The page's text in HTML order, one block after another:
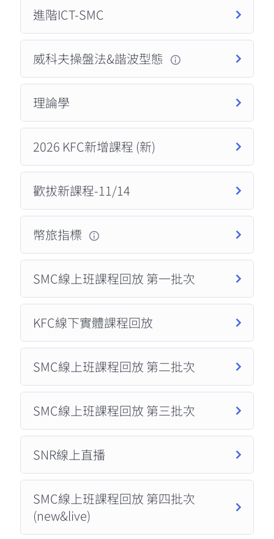
進階ICT-SMC
威科夫操盤法&諧波型態
理論學
2026 KFC新增課程 (新)
歡拔新課程-11/14
幣旅指標
SMC線上班課程回放 第一批次
KFC線下實體課程回放
SMC線上班課程回放 第二批次
SMC線上班課程回放 第三批次
SNR線上直播
SMC線上班課程回放 第四批次
(new&live)